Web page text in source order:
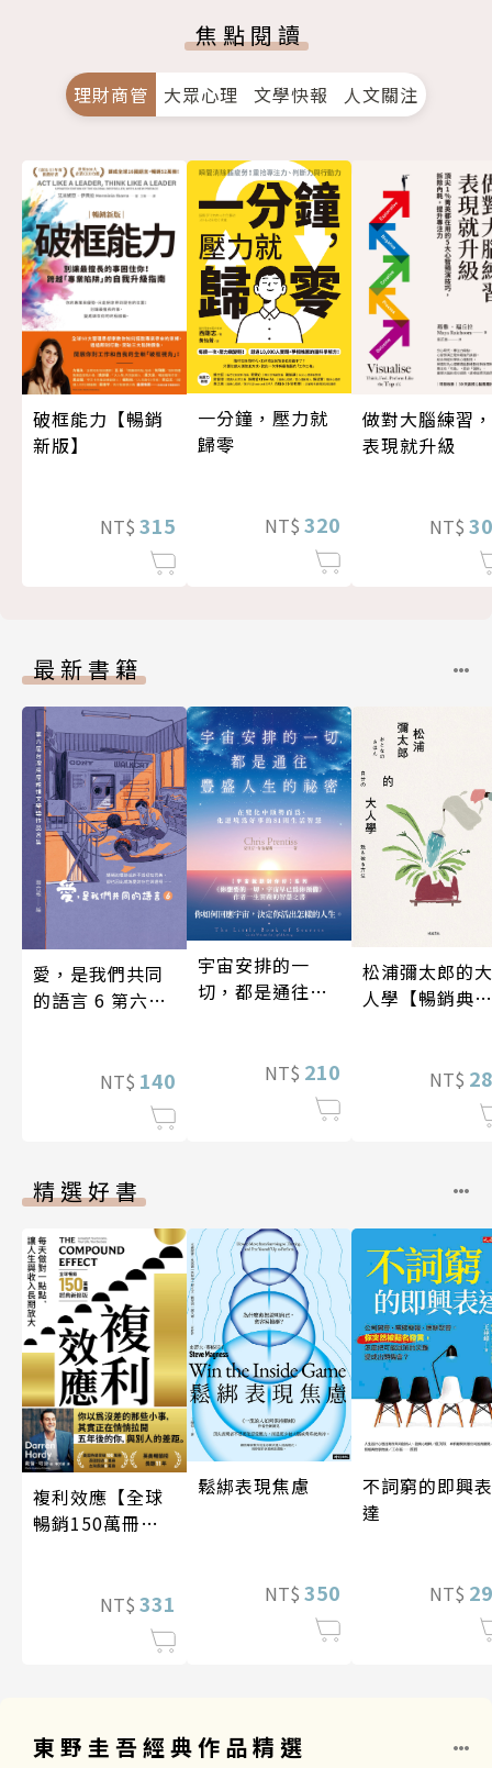
焦點閱讀
理財商管 大眾心理 文學快報 人文關注
破框能力【暢銷
新版】
NT$ 315
一分鐘，壓力就
歸零
NT$ 320
做對大腦練習，
表現就升級
NT$
最新書籍
愛，是我們共同
的語言 6 第六屆
NT$ 140
宇宙安排的一
切，都是通往豐
NT$ 210
松浦彌太郎的大
人學【暢銷典藏
NT$
精選好書
複利效應【全球
暢銷150萬冊・
NT$ 331
鬆綁表現焦慮
NT$ 350
不詞窮的即興表
達
NT$
東野圭吾經典作品精選